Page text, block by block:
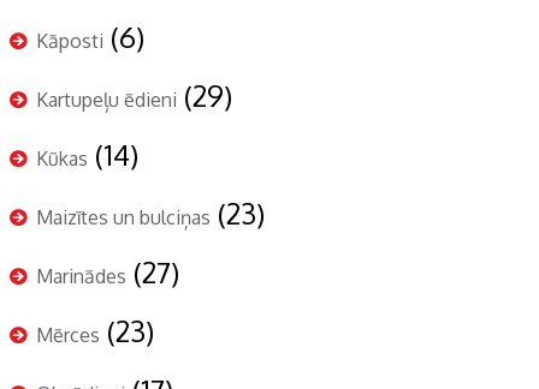
Kāposti (6)
Kartupeļu ēdieni (29)
Kūkas (14)
Maizītes un bulciņas (23)
Marinādes (27)
Mērces (23)